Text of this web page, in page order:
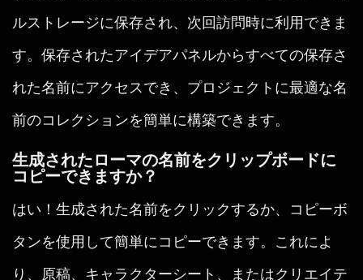
ルストレージに保存され、次回訪問時に利用できま
す。保存されたアイデアパネルからすべての保存さ
れた名前にアクセスでき、プロジェクトに最適な名
前のコレクションを簡単に構築できます。
生成されたローマの名前をクリップボードに
コピーできますか？
はい！生成された名前をクリックするか、コピーボ
タンを使用して簡単にコピーできます。これによ
り、原稿、キャラクターシート、またはクリエイテ